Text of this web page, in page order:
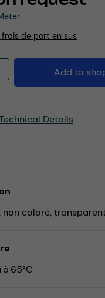
frais de port en sus
Quantity: Enter
Add to
Details
non coloré,
65°C